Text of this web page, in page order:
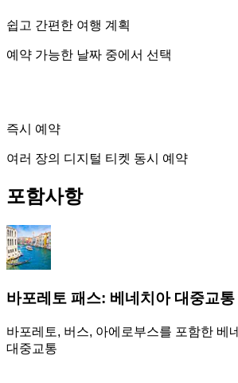
쉽고 간편한 여행 계획
예약 가능한 날짜 중에서 선택
즉시 예약
여러 장의 디지털 티켓 동시 예약
포함사항
바포레토 패스: 베네치아 대중교
바포레토, 버스, 아에로부스를 포함한 베
대중교통